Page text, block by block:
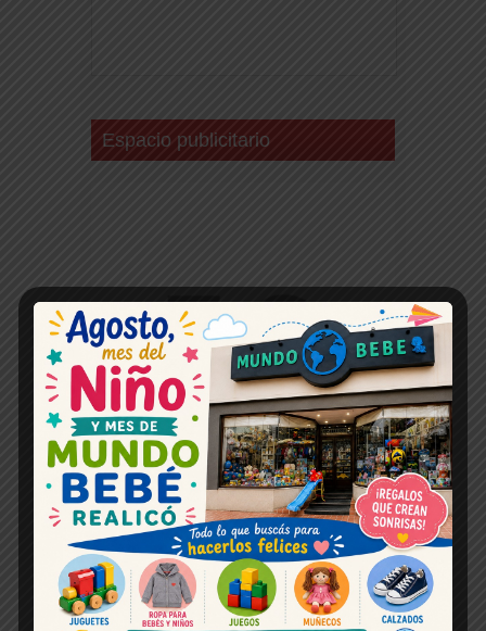
Espacio publicitario